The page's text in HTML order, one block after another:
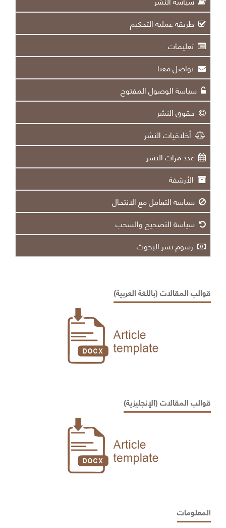
طريقة عملية التحكيم
تعليمات
تواصل معنا
سياسة الوصول المفتوح
حقوق النشر
أخلاقيات النشر
عدد مرات النشر
الأرشفة
سياسة التعامل مع الانتحال
سياسة التصحيح والسحب
رسوم نشر البحوث
قوالب المقالات (باللغة العربية)
قوالب المقالات (الإنجليزية)
المعلومات